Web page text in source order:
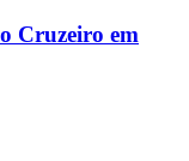
Cruzeiro em